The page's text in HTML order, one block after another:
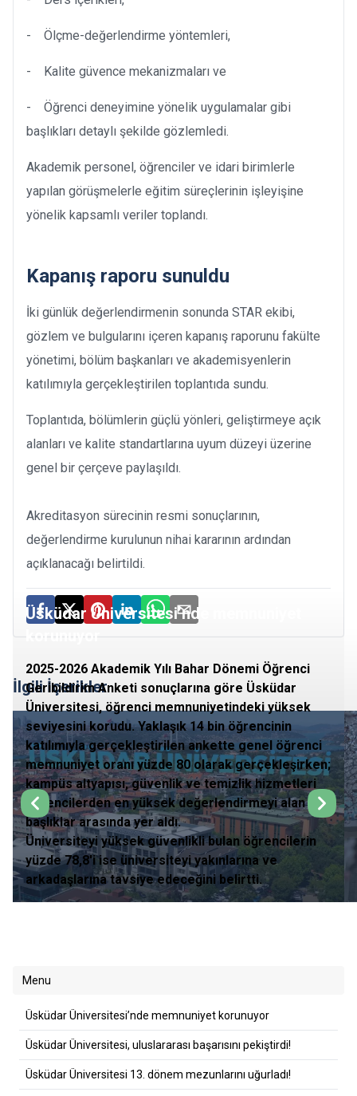
- Ölçme-değerlendirme yöntemleri,
- Kalite güvence mekanizmaları ve
- Öğrenci deneyimine yönelik uygulamalar gibi
başlıkları detaylı şekilde gözlemledi.
Akademik personel, öğrenciler ve idari birimlerle
yapılan görüşmelerle eğitim süreçlerinin işleyişine
yönelik kapsamlı veriler toplandı.
Kapanış raporu sunuldu
İki günlük değerlendirmenin sonunda STAR ekibi,
gözlem ve bulgularını içeren kapanış raporunu fakülte
yönetimi, bölüm başkanları ve akademisyenlerin
katılımıyla gerçekleştirilen toplantıda sundu.
Toplantıda, bölümlerin güçlü yönleri, geliştirmeye açık
alanları ve kalite standartlarına uyum düzeyi üzerine
genel bir çerçeve paylaşıldı.
Akreditasyon sürecinin resmi sonuçlarının,
değerlendirme kurulunun nihai kararının ardından
açıklanacağı belirtildi.
İlgili İçerikler
Üsküdar Üniversitesi’nde memnuniyet
korunuyor
2025-2026 Akademik Yılı Bahar Dönemi Öğrenci
Geribildirim Anketi sonuçlarına göre Üsküdar
Üniversitesi, öğrenci memnuniyetindeki yüksek
seviyesini korudu. Yaklaşık 14 bin öğrencinin
katılımıyla gerçekleştirilen ankette genel öğrenci
memnuniyet oranı yüzde 80 olarak gerçekleşirken;
kampüs altyapısı, güvenlik ve temizlik hizmetleri
öğrencilerden en yüksek değerlendirmeyi alan
başlıklar arasında yer aldı.
Üniversiteyi yüksek güvenlikli bulan öğrencilerin
yüzde 78,8'i ise üniversiteyi yakınlarına ve
arkadaşlarına tavsiye edeceğini belirtti.
Menu
Üsküdar Üniversitesi’nde memnuniyet korunuyor
Üsküdar Üniversitesi, uluslararası başarısını pekiştirdi!
Üsküdar Üniversitesi 13. dönem mezunlarını uğurladı!